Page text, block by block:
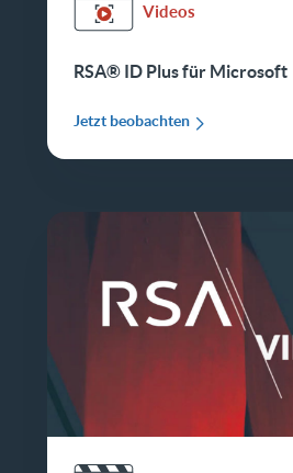
Videos
RSA® ID Plus für Microsoft
Jetzt beobachten